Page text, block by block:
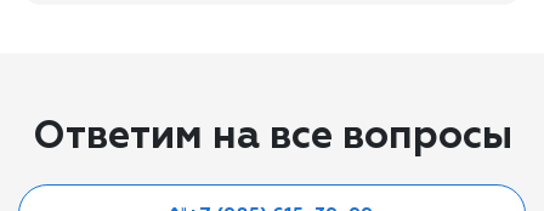
Ответим на все вопросы